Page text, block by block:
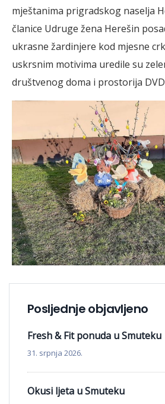
mještanima prigradskog naselja
članice Udruge žena Herešin
ukrasne žardinjere kod mjesne
uskrsnim motivima uredile su
društvenog doma i prostorija
Posljednje objavljeno
Fresh & Fit ponuda u Smuteku
31. srpnja 2026.
Okusi ljeta u Smuteku